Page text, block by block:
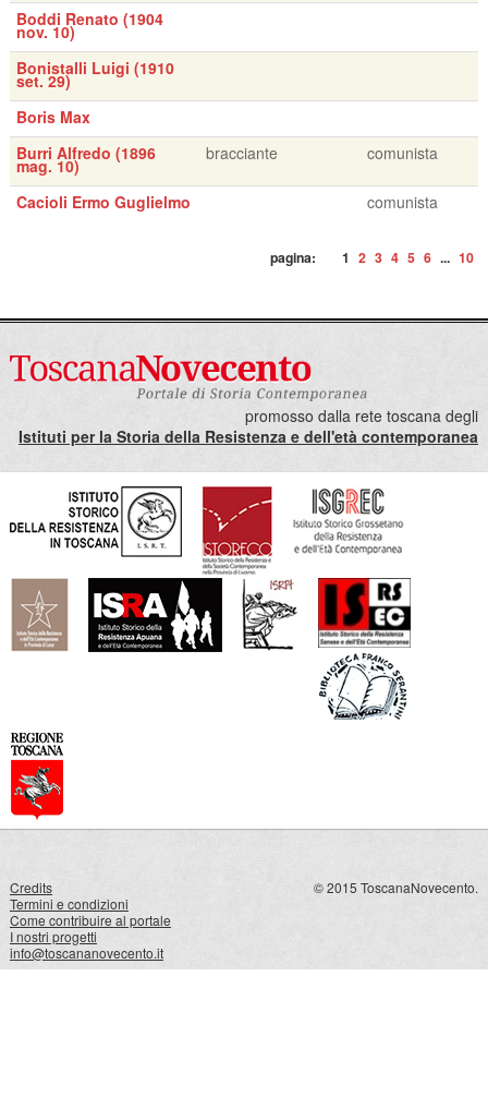
Boddi Renato (1904
nov. 10)
Bonistalli Luigi (1910
set. 29)
Boris Max
Burri Alfredo (1896
mag. 10)
bracciante comunista
Cacioli Ermo Guglielmo comunista
pagina: 1 2 3 4 5 6 ... 10
promosso dalla rete toscana degli
Istituti per la Storia della Resistenza e dell'età contemporanea
Credits
Termini e condizioni
Come contribuire al portale
I nostri progetti
info@toscananovecento.it
© 2015 ToscanaNovecento.